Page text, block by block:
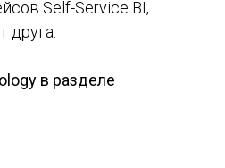
Self-Service BI,
друга.
в разделе